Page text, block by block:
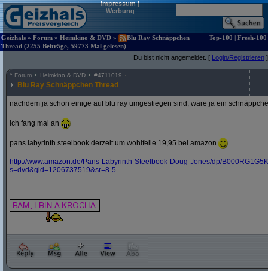
Impressum|
Werbung
Geizhals » Forum » Heimkino & DVD »
Blu Ray Schnäppchen
Thread (2255 Beiträge, 59773 Mal gelesen)
Top-100 | Fresh-100
Du bist nicht angemeldet. [ Login/Registrieren ]
^ Forum Heimkino & DVD #4711019
Blu Ray Schnäppchen Thread
nachdem ja schon einige auf blu ray umgestiegen sind, wäre ja ein
ich fang mal an
pans labyrinth steelbook derzeit um wohlfeile 19,95 bei amazon
http://www.amazon.de/Pans-Labyrinth-Steelbook-Doug-Jones/dp/
s=dvd&qid=1206737519&sr=8-5